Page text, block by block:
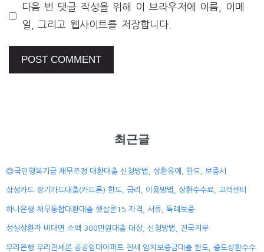
다음 번 댓글 작성을 위해 이 브라우저에 이름, 이메
일, 그리고 웹사이트를 저장합니다.
최근글
😊국민행복기금 채무조정 대환대출 신청방법, 상환유예, 한도, 보증서
삼성카드 장기카드대출(카드론) 한도, 금리, 이용방법, 상환수수료, 고객센터
하나은행 채무통합대환대출 햇살론15 자격, 서류, 특례보증
성실상환자 비대면 소액 300만원대출 대상, 신청방법, 전국지부
우리은행 우리전세론 공공임대아파트 전세 임차보증금대출 한도, 중도상환수수